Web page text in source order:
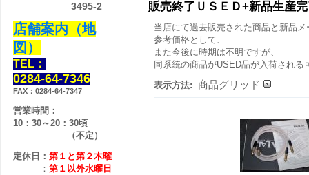
販売終了ＵＳＥＤ+新品生産
当店にて過去販売された商品と新品
参考価格として、
また今後に時期は不明ですが、
同系統の商品がUSED品が入荷される
表示方法: 商品グリッド
3495-2
店舗案内（地
図）
TEL：
0284-64-7346
FAX：0284-64-7347
営業時間：
10：30～20：30頃
（不定）
定休日： 第１と第２木曜
： 第１以外水曜日